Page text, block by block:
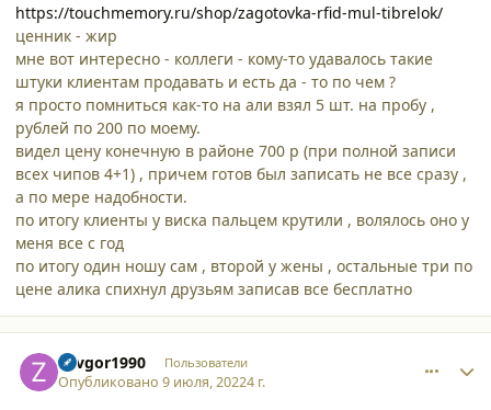
https://touchmemory.ru/shop/zagotovka-rfid-mul-tibrelok/
ценник - жир
мне вот интересно - коллеги - кому-то удавалось такие
штуки клиентам продавать и есть да - то по чем ?
я просто помниться как-то на али взял 5 шт. на пробу ,
рублей по 200 по моему.
видел цену конечную в районе 700 р (при полной записи
всех чипов 4+1) , причем готов был записать не все сразу ,
а по мере надобности.
по итогу клиенты у виска пальцем крутили , волялось оно у
меня все с год
по итогу один ношу сам , второй у жены , остальные три по
цене алика спихнул друзьям записав все бесплатно
Zavgor1990 Пользователи
Опубликовано9 июля, 20224 г.